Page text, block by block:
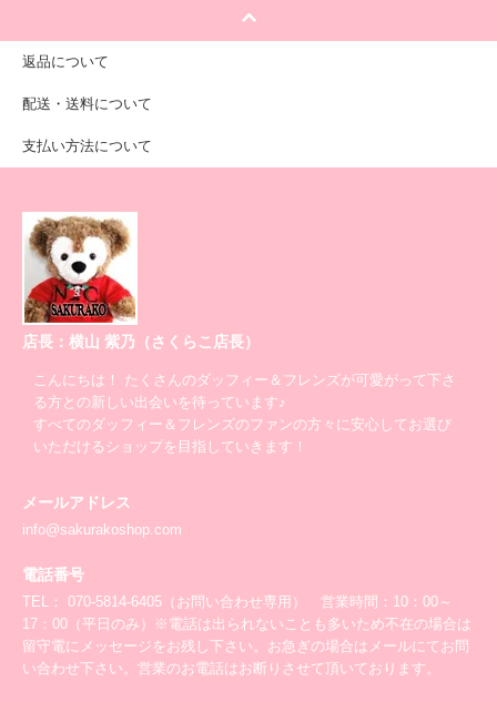
返品について
配送・送料について
支払い方法について
店長：横山 紫乃（さくらこ店長）
こんにちは！ たくさんのダッフィー＆フレンズが可愛がって下さ
る方との新しい出会いを待っています♪
すべてのダッフィー＆フレンズのファンの方々に安心してお選び
いただけるショップを目指していきます！
メールアドレス
info@sakurakoshop.com
電話番号
TEL： 070-5814-6405（お問い合わせ専用） 営業時間：10：00～
17：00（平日のみ）※電話は出られないことも多いため不在の場合は
留守電にメッセージをお残し下さい。お急ぎの場合はメールにてお問
い合わせ下さい。営業のお電話はお断りさせて頂いております。